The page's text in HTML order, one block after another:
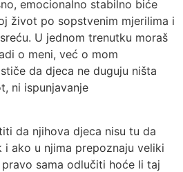
emocionalno stabilno biće
život po sopstvenim mjerilima i
U jednom trenutku moraš
o meni, već o mom
da djeca ne duguju ništa
ni ispunjavanje
da njihova djeca nisu tu da
i ako u njima prepoznaju veliki
sama odlučiti hoće li taj